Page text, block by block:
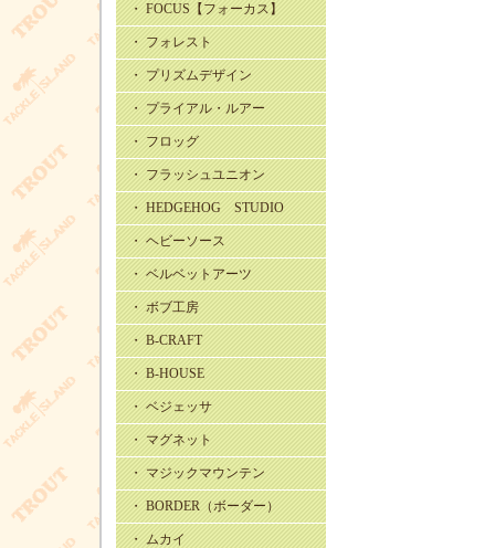
・ FOCUS【フォーカス】
・ フォレスト
・ プリズムデザイン
・ プライアル・ルアー
・ フロッグ
・ フラッシュユニオン
・ HEDGEHOG STUDIO
・ ヘビーソース
・ ベルベットアーツ
・ ボブ工房
・ B-CRAFT
・ B-HOUSE
・ ベジェッサ
・ マグネット
・ マジックマウンテン
・ BORDER（ボーダー）
・ ムカイ